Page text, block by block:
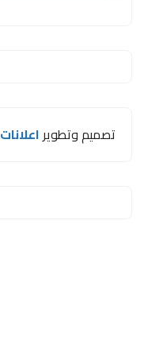
تصميم وتطويراعلانات